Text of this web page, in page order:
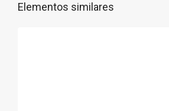
Elementos similares